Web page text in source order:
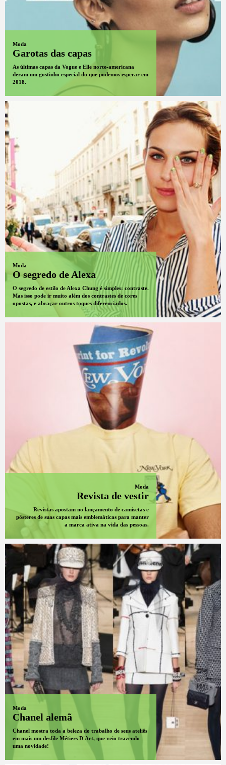
Moda
Garotas das capas
As últimas capas da Vogue e Elle norte-americana
deram um gostinho especial do que podemos esperar em
2018.
Moda
O segredo de Alexa
O segredo de estilo de Alexa Chung é simples: contraste.
Mas isso pode ir muito além dos contrastes de cores
opostas, e abraçar outros toques diferenciados.
Moda
Revista de vestir
Revistas apostam no lançamento de camisetas e
pôsteres de suas capas mais emblemáticas para manter
a marca ativa na vida das pessoas.
Moda
Chanel alemã
Chanel mostra toda a beleza do trabalho de seus ateliês
em mais um desfile Métiers D'Art, que veio trazendo
uma novidade!